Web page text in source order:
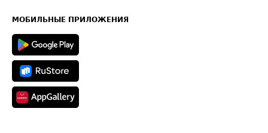
Техническая информация
МОБИЛЬНЫЕ ПРИЛОЖЕНИЯ